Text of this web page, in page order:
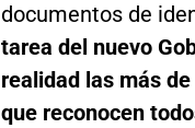
documentos de
tarea del nuevo
realidad las más
que reconocen